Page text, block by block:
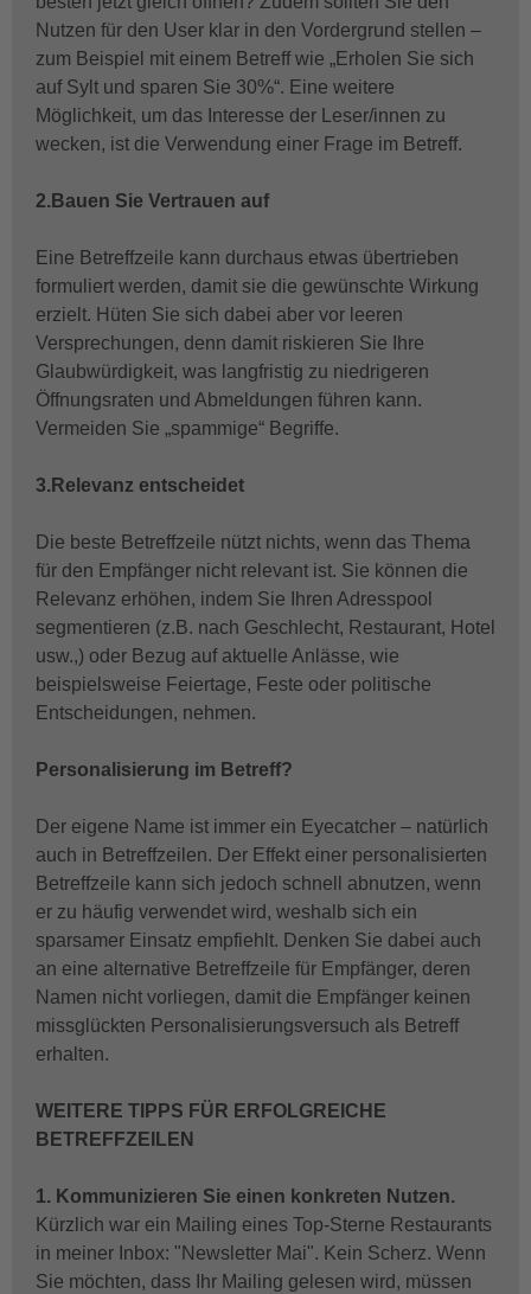
Nutzen für den User klar in den Vordergrund stellen –
zum Beispiel mit einem Betreff wie „Erholen Sie sich
auf Sylt und sparen Sie 30%“. Eine weitere
Möglichkeit, um das Interesse der Leser/innen zu
wecken, ist die Verwendung einer Frage im Betreff.
2.Bauen Sie Vertrauen auf
Eine Betreffzeile kann durchaus etwas übertrieben
formuliert werden, damit sie die gewünschte Wirkung
erzielt. Hüten Sie sich dabei aber vor leeren
Versprechungen, denn damit riskieren Sie Ihre
Glaubwürdigkeit, was langfristig zu niedrigeren
Öffnungsraten und Abmeldungen führen kann.
Vermeiden Sie „spammige“ Begriffe.
3.Relevanz entscheidet
Die beste Betreffzeile nützt nichts, wenn das Thema
für den Empfänger nicht relevant ist. Sie können die
Relevanz erhöhen, indem Sie Ihren Adresspool
segmentieren (z.B. nach Geschlecht, Restaurant, Hotel
usw.,) oder Bezug auf aktuelle Anlässe, wie
beispielsweise Feiertage, Feste oder politische
Entscheidungen, nehmen.
Personalisierung im Betreff?
Der eigene Name ist immer ein Eyecatcher – natürlich
auch in Betreffzeilen. Der Effekt einer personalisierten
Betreffzeile kann sich jedoch schnell abnutzen, wenn
er zu häufig verwendet wird, weshalb sich ein
sparsamer Einsatz empfiehlt. Denken Sie dabei auch
an eine alternative Betreffzeile für Empfänger, deren
Namen nicht vorliegen, damit die Empfänger keinen
missglückten Personalisierungsversuch als Betreff
erhalten.
WEITERE TIPPS FÜR ERFOLGREICHE
BETREFFZEILEN
1. Kommunizieren Sie einen konkreten Nutzen.
Kürzlich war ein Mailing eines Top-Sterne Restaurants
in meiner Inbox: "Newsletter Mai". Kein Scherz. Wenn
Sie möchten, dass Ihr Mailing gelesen wird, müssen